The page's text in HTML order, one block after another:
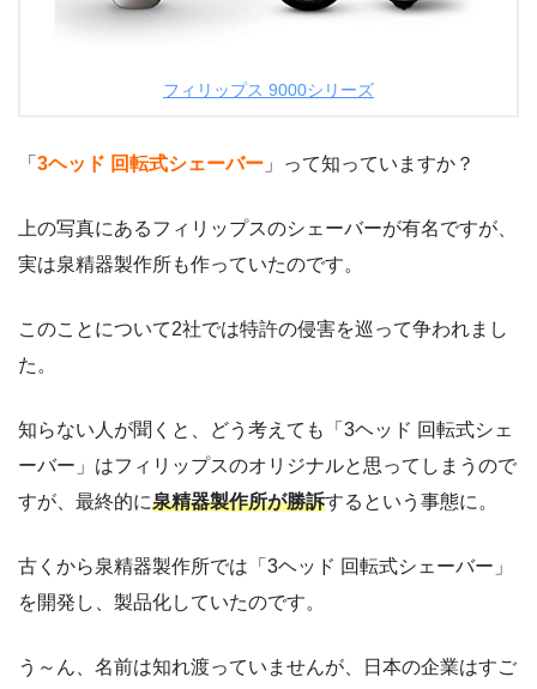
フィリップス 9000シリーズ
「 3ヘッド 回転式シェーバー 」って知っていますか？
上の写真にあるフィリップスのシェーバーが有名ですが、
実は泉精器製作所も作っていたのです。
このことについて2社では特許の侵害を巡って争われまし
た。
知らない人が聞くと、どう考えても「3ヘッド 回転式シェ
ーバー」はフィリップスのオリジナルと思ってしまうので
すが、最終的に泉精器製作所が勝訴するという事態に。
古くから泉精器製作所では「3ヘッド 回転式シェーバー」
を開発し、製品化していたのです。
う～ん、名前は知れ渡っていませんが、日本の企業はすご